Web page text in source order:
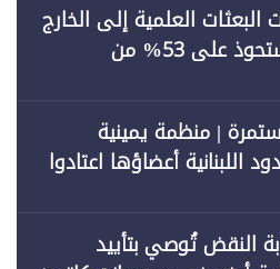
العلمية إلى الخارج
| 6 جامعات حكومية تستحوذ على 53% من
| منظمة يمينية
اللبنانية أعضاؤها اعتادوا
النقض تُوصي بتأييد